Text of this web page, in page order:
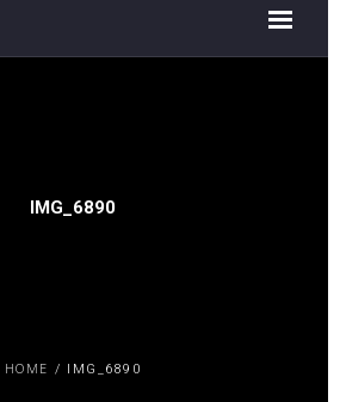
IMG_6890
HOME / IMG_6890